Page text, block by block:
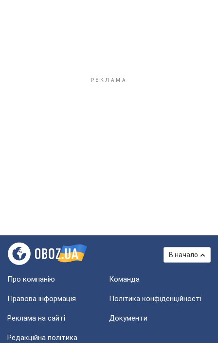
В начало
Про компанію Команда
Правова інформація Політика конфіденційності
Реклама на сайті Документи
Редакційна політика